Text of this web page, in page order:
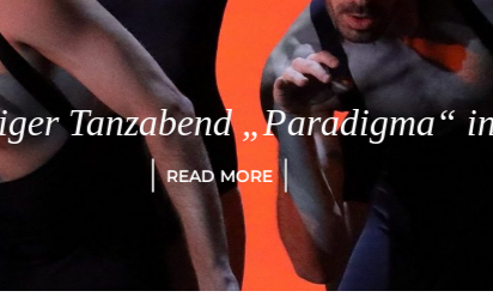
Tanzabend „Paradigma“
READ MORE